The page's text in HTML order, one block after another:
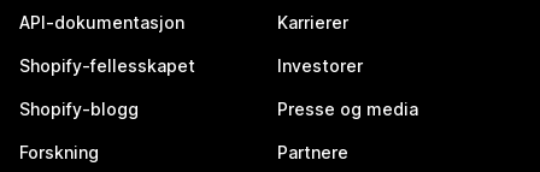
API-dokumentasjon
Shopify-fellesskapet
Shopify-blogg
Forskning
Karrierer
Investorer
Presse og media
Partnere